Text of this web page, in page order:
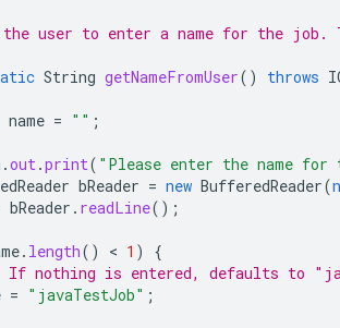
user to enter a name for the job.
String getNameFromUser() throws
name = "" ;
.out.print( "Please enter the name
bReader = new BufferedReader(
bReader . readLine();
. length() < 1 )
{
nothing is entered, defaults to
= "javaTestJob" ;